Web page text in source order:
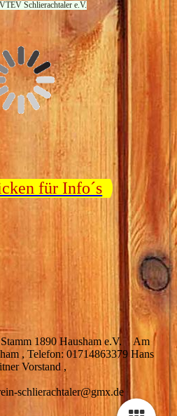
Schlierachtaler e.V.
für Info´s
1890 Hausham e.V. Am
, Telefon: 01714863379 Hans
Vorstand ,
schlierachtaler@gmx.de